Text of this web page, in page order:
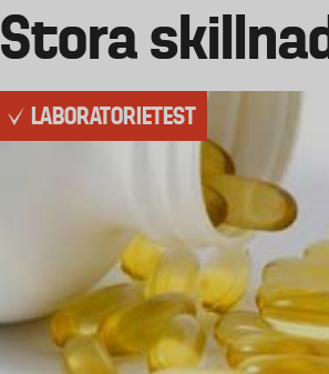
Stora
LABORATORIETEST